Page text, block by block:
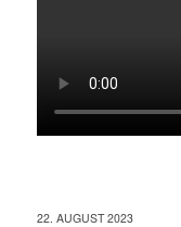
22. AUGUST 2023